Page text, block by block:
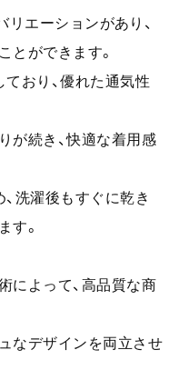
エーションがあり、
とができます。
おり、優れた通気性
が続き、快適な着用感
洗濯後もすぐに乾き
す。
によって、高品質な商
なデザインを両立させ